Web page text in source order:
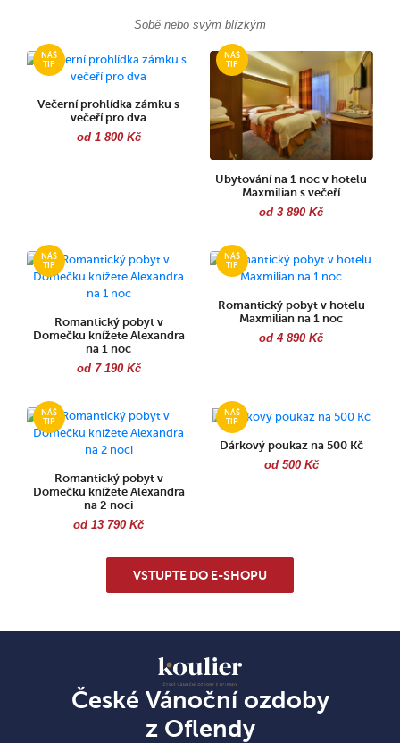
Sobě nebo svým blízkým
Večerní prohlídka zámku s
večeří pro dva
od 1 800 Kč
Ubytování na 1 noc v hotelu
Maxmilian s večeří
od 3 890 Kč
Romantický pobyt v
Domečku knížete Alexandra
na 1 noc
od 7 190 Kč
Romantický pobyt v hotelu
Maxmilian na 1 noc
od 4 890 Kč
Romantický pobyt v
Domečku knížete Alexandra
na 2 noci
od 13 790 Kč
Dárkový poukaz na 500 Kč
od 500 Kč
VSTUPTE DO E-SHOPU
České Vánoční ozdoby
z Oflendy